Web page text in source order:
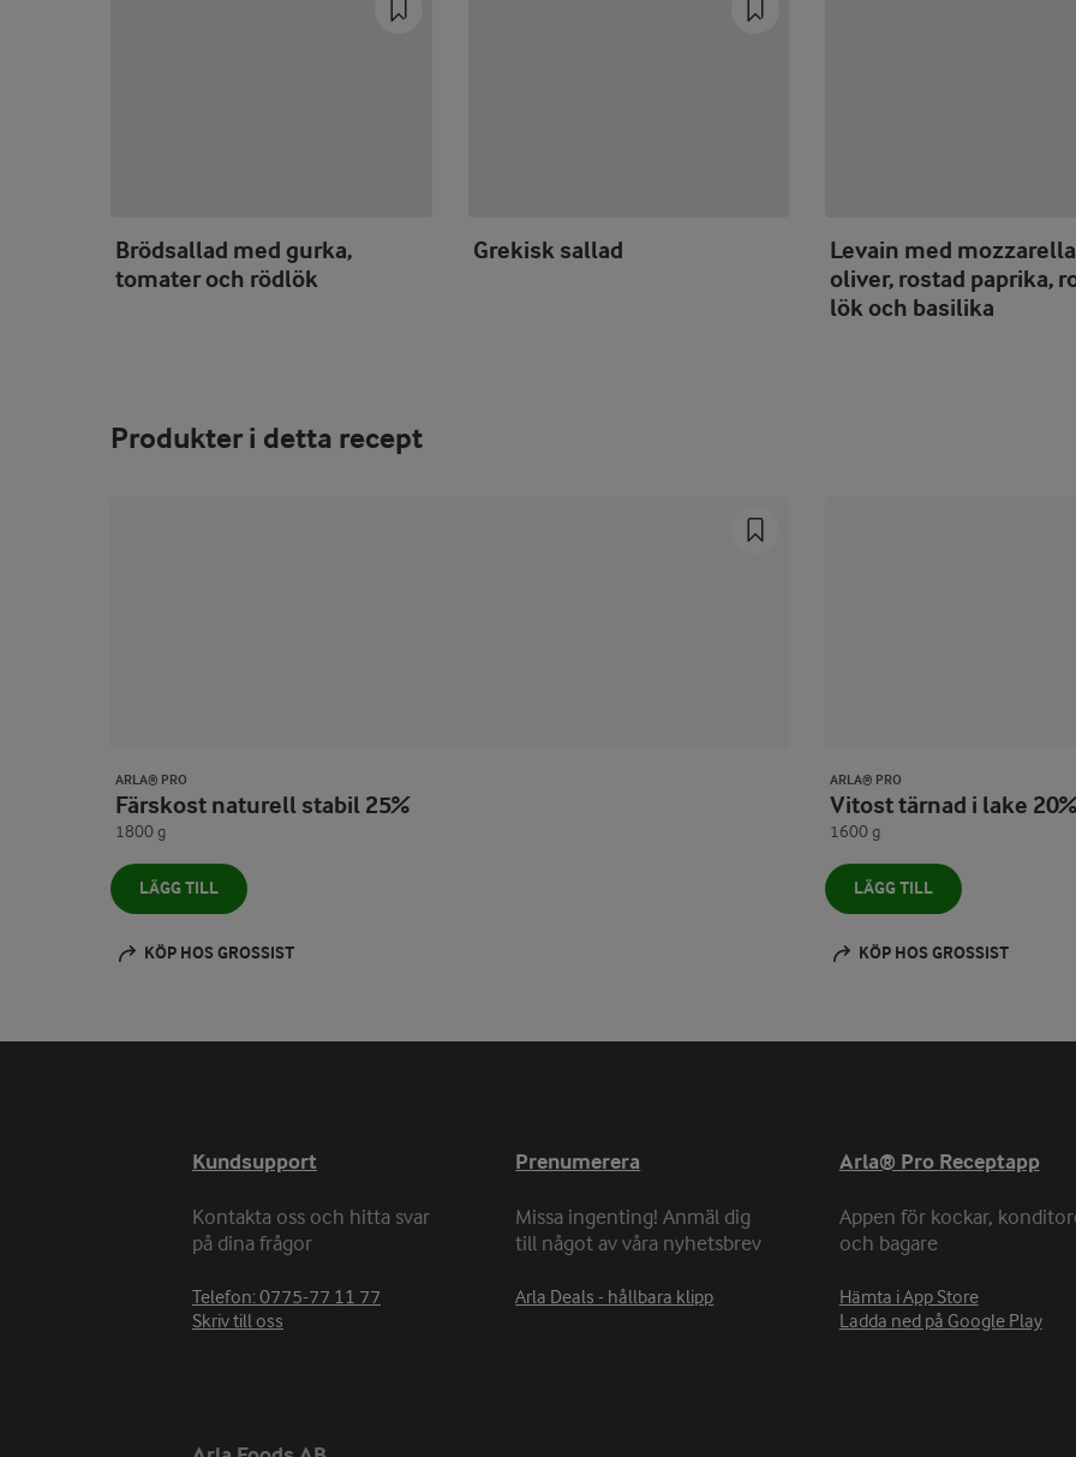
Brödsallad med gurka,
tomater och rödlök
Grekisk sallad
Levain med
oliver, rostad paprika,
lök och basilika
Produkter i detta recept
ARLA® PRO
Färskost naturell stabil 25%
1800 g
LÄGG TILL
KÖP HOS GROSSIST
ARLA® PRO
Vitost tärnad i lake
1600 g
LÄGG TILL
KÖP HOS GROSSIST
Kundsupport
Kontakta oss och hitta svar
på dina frågor
Telefon: 0775-77 11 77
Skriv till oss
Prenumerera
Missa ingenting! Anmäl dig
till något av våra nyhetsbrev
Arla Deals - hållbara klipp
Arla® Pro Receptapp
Appen för kockar,
och bagare
Hämta i App Store
Ladda ned på Google Play